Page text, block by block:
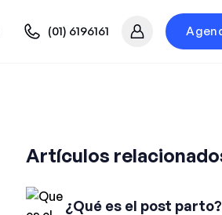
(01) 6196161
Mi cuenta
Artículos
¿Qué es el post